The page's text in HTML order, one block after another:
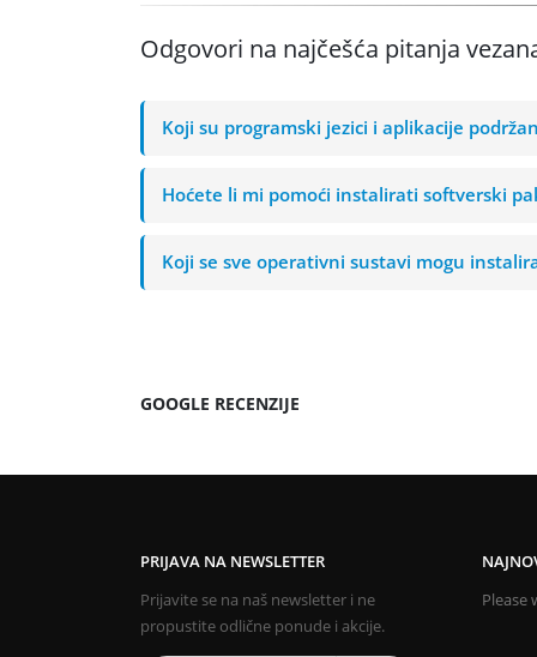
Odgovori na najčešća pitanja
Koji su programski jezici i aplikacije
Hoćete li mi pomoći instalirati softverski
Koji se sve operativni sustavi mogu
GOOGLE RECENZIJE
PRIJAVA NA NEWSLETTER
Prijavite se na naš newsletter i ne
propustite odlične ponude i akcije.
Please